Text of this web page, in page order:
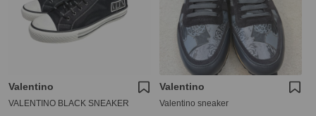
Valentino
VALENTINO BLACK SNEAKER
Valentino
Valentino sneaker